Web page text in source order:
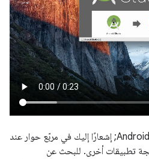
يُرسل &quot;استوديو Android&quot; إشعارًا إليك في مربّع حوار عند
تطبيقات أخرى. للبحث عن